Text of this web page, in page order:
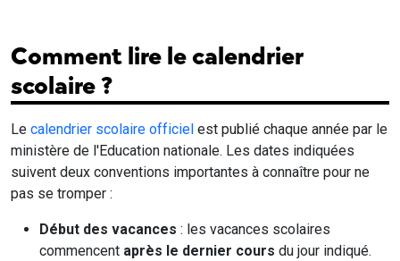
Comment lire le calendrier
scolaire ?
Le calendrier scolaire officiel est publié chaque année par le
ministère de l'Education nationale. Les dates indiquées
suivent deux conventions importantes à connaître pour ne
pas se tromper :
Début des vacances : les vacances scolaires
commencent après le dernier cours du jour indiqué.